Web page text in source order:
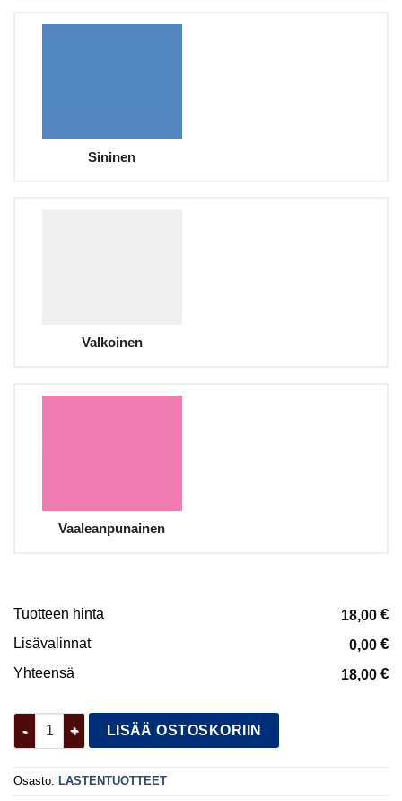
Sininen
Valkoinen
Vaaleanpunainen
Tuotteen hinta 18,00 €
Lisävalinnat 0,00 €
Yhteensä 18,00 €
Kidset vetimet määrä
LISÄÄ OSTOSKORIIN
Osasto: LASTENTUOTTEET